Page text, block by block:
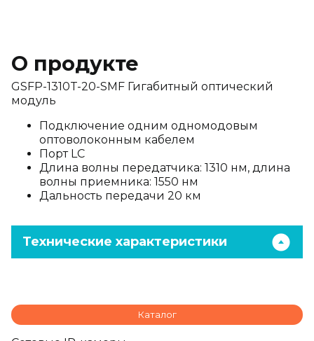
О продукте
GSFP-1310T-20-SMF Гигабитный оптический
модуль
Подключение одним одномодовым
оптоволоконным кабелем
Порт LC
Длина волны передатчика: 1310 нм, длина
волны приемника: 1550 нм
Дальность передачи 20 км
Технические характеристики
Каталог